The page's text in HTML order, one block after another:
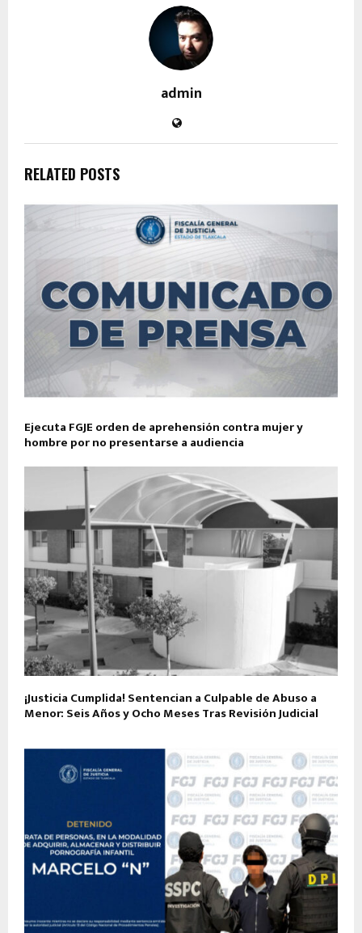
admin
RELATED POSTS
Ejecuta FGJE orden de aprehensión contra mujer y
hombre por no presentarse a audiencia
¡Justicia Cumplida! Sentencian a Culpable de Abuso a
Menor: Seis Años y Ocho Meses Tras Revisión Judicial